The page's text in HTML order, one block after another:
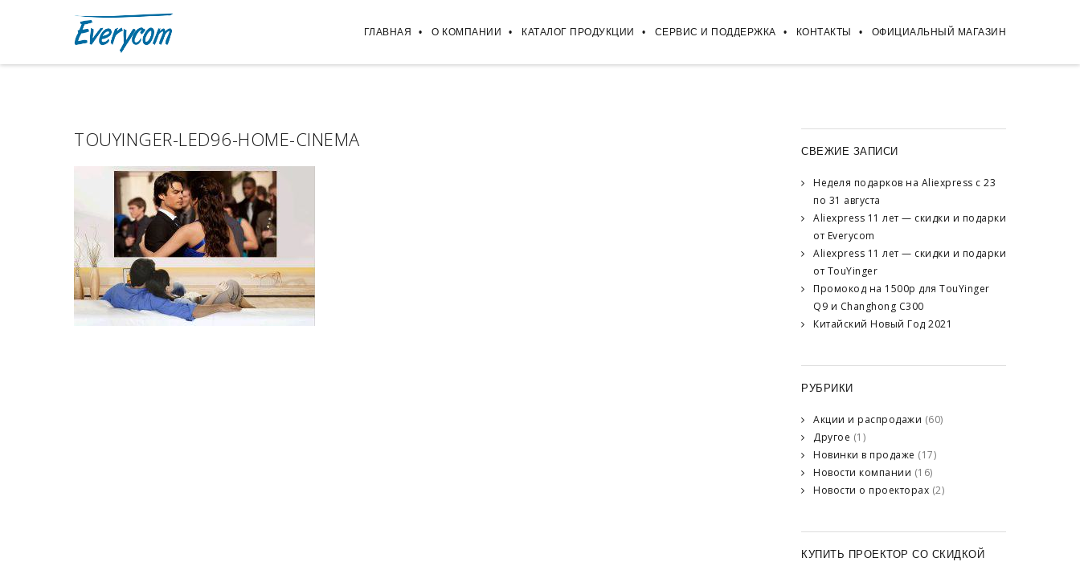
ГЛАВНАЯ О КОМПАНИИ КАТАЛОГ ПРОДУКЦИИ СЕРВИС И ПОДДЕРЖКА КОНТАКТЫ ОФИЦИАЛЬНЫЙ МАГАЗИН
TOUYINGER-LED96-HOME-CINEMA
СВЕЖИЕ ЗАПИСИ
Неделя подарков на Aliexpress с 23
по 31 августа
Aliexpress 11 лет — скидки и подарки
от Everycom
Aliexpress 11 лет — скидки и подарки
от TouYinger
Промокод на 1500р для TouYinger
Q9 и Changhong C300
Китайский Новый Год 2021
РУБРИКИ
Акции и распродажи (60)
Другое (1)
Новинки в продаже (17)
Новости компании (16)
Новости о проекторах (2)
КУПИТЬ ПРОЕКТОР СО СКИДКОЙ